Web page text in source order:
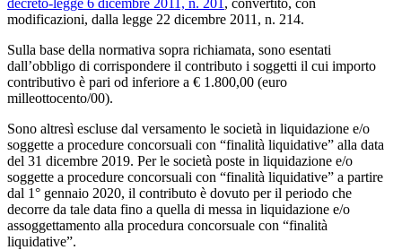
modificazioni, dalla legge 22 dicembre 2011, n. 214.
Sulla base della normativa sopra richiamata, sono esentati
dall’obbligo di corrispondere il contributo i soggetti il cui importo
contributivo è pari od inferiore a € 1.800,00 (euro
milleottocento/00).
Sono altresì escluse dal versamento le società in liquidazione e/o
soggette a procedure concorsuali con “finalità liquidative” alla data
del 31 dicembre 2019. Per le società poste in liquidazione e/o
soggette a procedure concorsuali con “finalità liquidative” a partire
dal 1° gennaio 2020, il contributo è dovuto per il periodo che
decorre da tale data fino a quella di messa in liquidazione e/o
assoggettamento alla procedura concorsuale con “finalità
liquidative”.